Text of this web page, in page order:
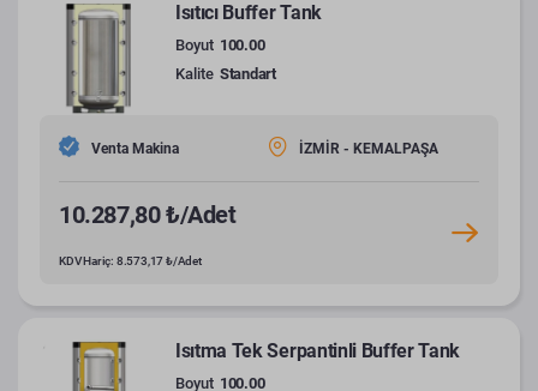
Isıtıcı Buffer Tank
Boyut 100.00
Kalite Standart
Venta Makina İZMİR - KEMALPAŞA
10.287,80 ₺/Adet
KDV Hariç: 8.573,17 ₺/Adet
Isıtma Tek Serpantinli Buffer Tank
Boyut 100.00